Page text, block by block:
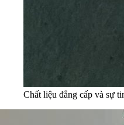
Chất liệu đẳng cấp và sự